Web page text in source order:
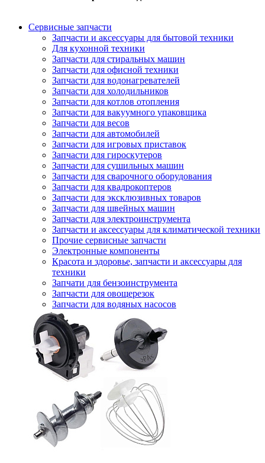
Сервисные запчасти
Запчасти и аксессуары для бытовой техники
Для кухонной техники
Запчасти для стиральных машин
Запчасти для офисной техники
Запчасти для водонагревателей
Запчасти для холодильников
Запчасти для котлов отопления
Запчасти для вакуумного упаковщика
Запчасти для весов
Запчасти для автомобилей
Запчасти для игровых приставок
Запчасти для гироскутеров
Запчасти для сушильных машин
Запчасти для сварочного оборудования
Запчасти для квадрокоптеров
Запчасти для эксклюзивных товаров
Запчасти для швейных машин
Запчасти для электроинструмента
Запчасти и аксессуары для климатической техники
Прочие сервисные запчасти
Электронные компоненты
Красота и здоровье, запчасти и аксессуары для
техники
Запчати для бензоинструмента
Запчасти для овощерезок
Запчасти для водяных насосов